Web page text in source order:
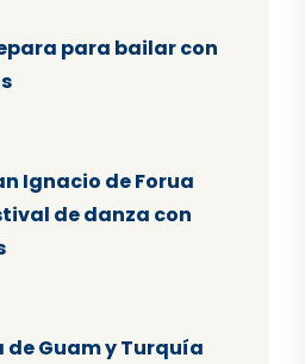
para bailar con
Ignacio de Forua
de danza con
de Guam y Turquía